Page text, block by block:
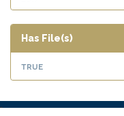
Has File(s)
true